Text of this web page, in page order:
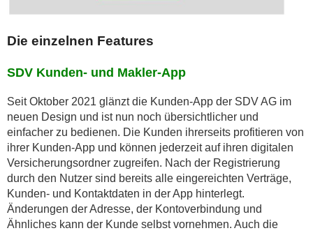
Die einzelnen Features
SDV Kunden- und Makler-App
Seit Oktober 2021 glänzt die Kunden-App der SDV AG im
neuen Design und ist nun noch übersichtlicher und
einfacher zu bedienen. Die Kunden ihrerseits profitieren von
ihrer Kunden-App und können jederzeit auf ihren digitalen
Versicherungsordner zugreifen. Nach der Registrierung
durch den Nutzer sind bereits alle eingereichten Verträge,
Kunden- und Kontaktdaten in der App hinterlegt.
Änderungen der Adresse, der Kontoverbindung und
Ähnliches kann der Kunde selbst vornehmen. Auch die